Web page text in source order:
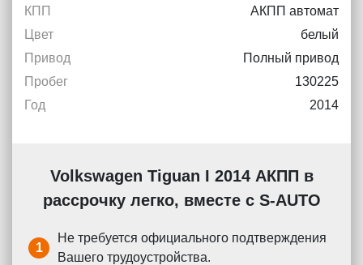
КПП
АКПП автомат
Цвет
белый
Привод
Полный привод
Пробег
130225
Год
2014
Volkswagen Tiguan I 2014 АКПП в
рассрочку легко, вместе с S-AUTO
1
Не требуется официального подтверждения
Вашего трудоустройства.